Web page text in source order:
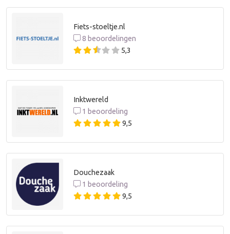
Fiets-stoeltje.nl
8 beoordelingen
5,3
Inktwereld
1 beoordeling
9,5
Douchezaak
1 beoordeling
9,5